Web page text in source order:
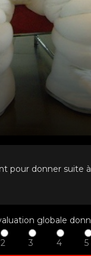
pour donner suite
globale
2 3 4 5